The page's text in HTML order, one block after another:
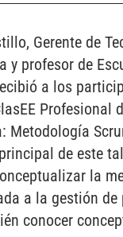
Gerente de
y profesor de
a los
Profesional
Metodología
de este
la
a la gestión de
conocer